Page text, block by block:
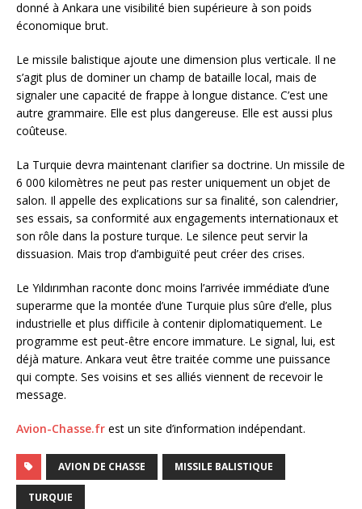
donné à Ankara une visibilité bien supérieure à son poids
économique brut.
Le missile balistique ajoute une dimension plus verticale. Il ne
s’agit plus de dominer un champ de bataille local, mais de
signaler une capacité de frappe à longue distance. C’est une
autre grammaire. Elle est plus dangereuse. Elle est aussi plus
coûteuse.
La Turquie devra maintenant clarifier sa doctrine. Un missile de
6 000 kilomètres ne peut pas rester uniquement un objet de
salon. Il appelle des explications sur sa finalité, son calendrier,
ses essais, sa conformité aux engagements internationaux et
son rôle dans la posture turque. Le silence peut servir la
dissuasion. Mais trop d’ambiguïté peut créer des crises.
Le Yıldırımhan raconte donc moins l’arrivée immédiate d’une
superarme que la montée d’une Turquie plus sûre d’elle, plus
industrielle et plus difficile à contenir diplomatiquement. Le
programme est peut-être encore immature. Le signal, lui, est
déjà mature. Ankara veut être traitée comme une puissance
qui compte. Ses voisins et ses alliés viennent de recevoir le
message.
Avion-Chasse.fr est un site d’information indépendant.
AVION DE CHASSE MISSILE BALISTIQUE
TURQUIE